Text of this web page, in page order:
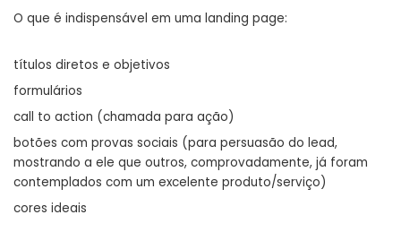
O que é indispensável em uma landing page:
títulos diretos e objetivos
formulários
call to action (chamada para ação)
botões com provas sociais (para persuasão do lead,
mostrando a ele que outros, comprovadamente, já foram
contemplados com um excelente produto/serviço)
cores ideais